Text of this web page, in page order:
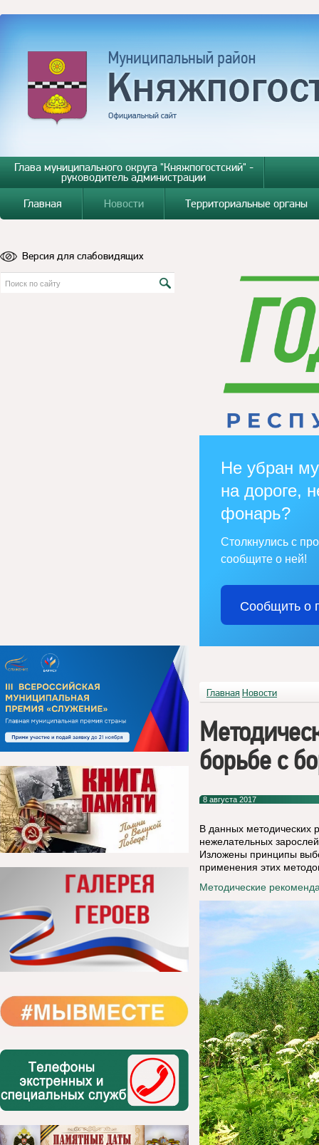
Глава муниципального округа "Княжпогостский" -
руководитель администрации
Главная
Новости Территориальные органы
Версия для слабовидящих
Не убран
на дороге,
фонарь?
Столкнулись с
сообщите о ней!
Сообщить о
Главная Новости
борьбе с
8 августа 2017
В данных методических
нежелательных
Изложены принципы
применения этих
Методические